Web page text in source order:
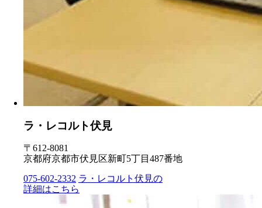
ラ・レコルト伏見
〒612-8081
京都府京都市伏見区新町5丁目487番地
075-602-2332 ラ・レコルト伏見の
詳細はこちら